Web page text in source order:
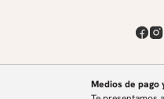
Medios de pago